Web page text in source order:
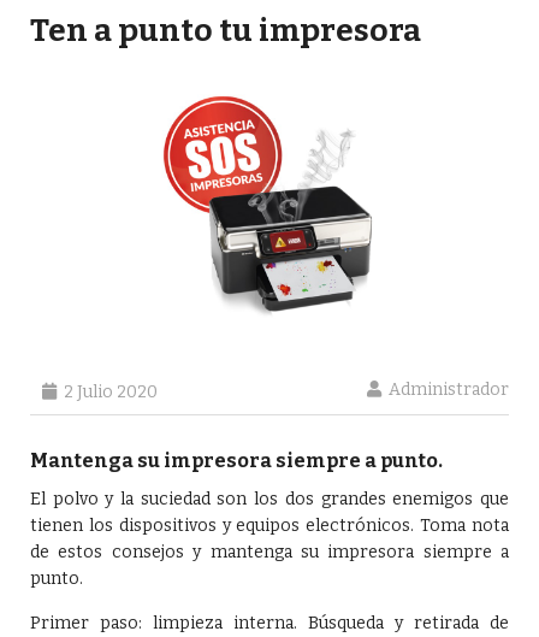
Ten a punto tu impresora
2 Julio 2020
Mantenga su impresora siempre a punto.
El polvo y la suciedad son los dos grandes enemigos que
tienen los dispositivos y equipos electrónicos. Toma nota
de estos consejos y mantenga su impresora siempre a
punto.
Primer paso: limpieza interna. Búsqueda y retirada de
Administrador